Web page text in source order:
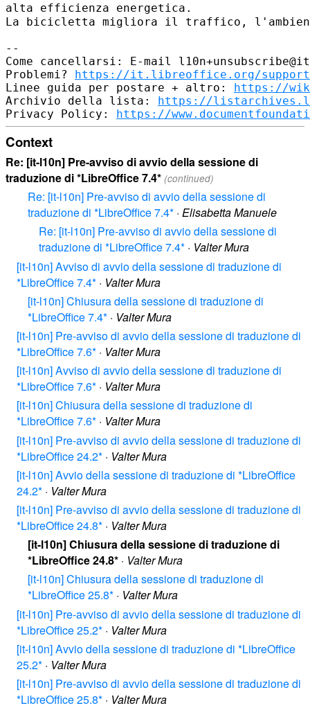
alta efficienza energetica.
La bicicletta migliora il traffico,
--
Come cancellarsi: E-mail
Problemi? https://it.libreoffice.org/
Linee guida per postare + altro: https://
Archivio della lista: https://
Privacy Policy: https://
Context
Re: [it-l10n] Pre-avviso di avvio della sessione di
traduzione di *LibreOffice 7.4* (continued)
Re: [it-l10n] Pre-avviso di avvio della sessione di
traduzione di *LibreOffice 7.4* · Elisabetta Manuele
Re: [it-l10n] Pre-avviso di avvio della sessione di
traduzione di *LibreOffice 7.4* · Valter Mura
[it-l10n] Avviso di avvio della sessione di traduzione di
*LibreOffice 7.4* · Valter Mura
[it-l10n] Chiusura della sessione di traduzione di
*LibreOffice 7.4* · Valter Mura
[it-l10n] Pre-avviso di avvio della sessione di traduzione di
*LibreOffice 7.6* · Valter Mura
[it-l10n] Avviso di avvio della sessione di traduzione di
*LibreOffice 7.6* · Valter Mura
[it-l10n] Chiusura della sessione di traduzione di
*LibreOffice 7.6* · Valter Mura
[it-l10n] Pre-avviso di avvio della sessione di traduzione di
*LibreOffice 24.2* · Valter Mura
[it-l10n] Avvio della sessione di traduzione di *LibreOffice
24.2* · Valter Mura
[it-l10n] Pre-avviso di avvio della sessione di traduzione di
*LibreOffice 24.8* · Valter Mura
[it-l10n] Chiusura della sessione di traduzione di
*LibreOffice 24.8* · Valter Mura
[it-l10n] Chiusura della sessione di traduzione di
*LibreOffice 25.8* · Valter Mura
[it-l10n] Pre-avviso di avvio della sessione di traduzione di
*LibreOffice 25.2* · Valter Mura
[it-l10n] Avvio della sessione di traduzione di *LibreOffice
25.2* · Valter Mura
[it-l10n] Pre-avviso di avvio della sessione di traduzione di
*LibreOffice 25.8* · Valter Mura